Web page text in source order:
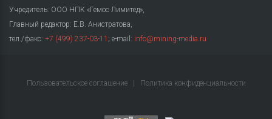
Учредитель: ООО НПК «Гемос Лимитед»,
Главный редактор: Е.В. Анистратова,
тел./факс: +7 (499) 237-03-11 ; e-mail: info@mining-media.ru
Пользовательское соглашение Политика конфиденциальности